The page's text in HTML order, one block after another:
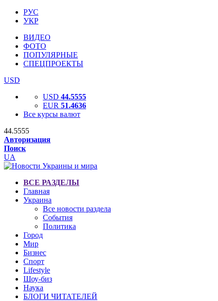
РУС
УКР
ВИДЕО
ФОТО
ПОПУЛЯРНЫЕ
СПЕЦПРОЕКТЫ
USD
USD 44.5555
EUR 51.4636
Все курсы валют
44.5555
Авторизация
Поиск
UA
ВСЕ РАЗДЕЛЫ
Главная
Украина
Все новости раздела
События
Политика
Город
Мир
Бизнес
Спорт
Lifestyle
Шоу-биз
Наука
БЛОГИ ЧИТАТЕЛЕЙ